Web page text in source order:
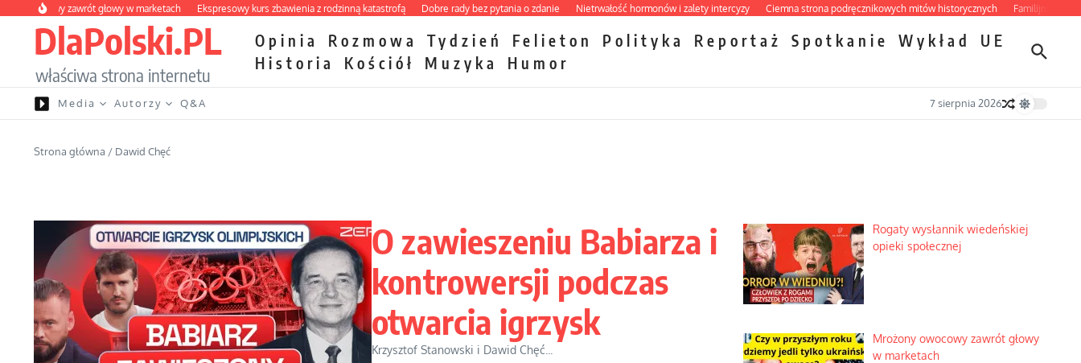
Przejdź do treści
zawrót głowy w marketach Ekspresowy kurs zbawienia z rodzinną katastrofą Dobre rady bez pytania o zdanie Nietrwałość hormonów i zalety intercyzy Ciemna strona podręcznikowych mitów historycznych Familijny spór o
DlaPolski.PL
właściwa strona internetu
Opinia Rozmowa Tydzień Felieton Polityka Reportaż Spotkanie Wykład
UE
Historia
Kościół Muzyka Humor
Media Autorzy Q&A 7 sierpnia 2026
Strona główna / Dawid Chęć
O zawieszeniu Babiarza i
kontrowersji podczas
otwarcia igrzysk
Krzysztof Stanowski i Dawid Chęć...
Rogaty wysłannik wiedeńskiej
opieki społecznej
Mrożony owocowy zawrót głowy
w marketach